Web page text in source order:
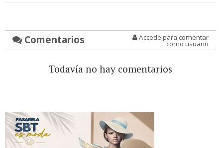
Comentarios Accede para comentar
como usuario
Todavía no hay comentarios